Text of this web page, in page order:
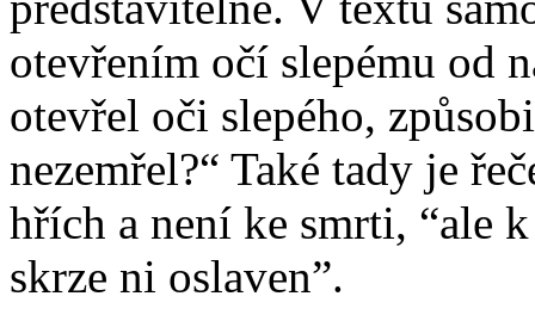
otevřením očí slepému od
otevřel oči slepého,
nezemřel?“ Také tady je
hřích a není ke smrti, “ale
skrze ni oslaven”.